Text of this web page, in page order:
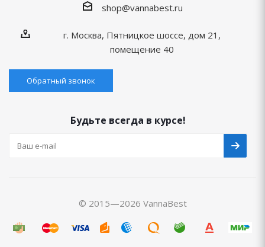
shop@vannabest.ru
г. Москва, Пятницкое шоссе, дом 21,
помещение 40
Обратный звонок
Будьте всегда в курсе!
© 2015—2026 VannaBest